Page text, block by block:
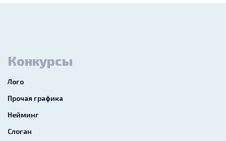
Конкурсы
Лого
Прочая графика
Нейминг
Слоган